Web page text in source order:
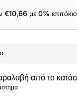
€10,66 με 0%
από το